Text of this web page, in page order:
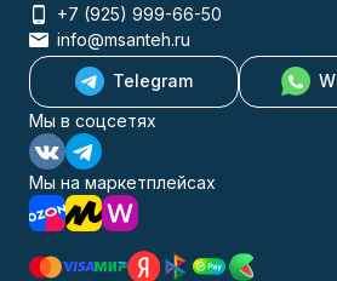
+7 (925) 999-66-50
info@msanteh.ru
Telegram
Мы в соцсетях
Мы на маркетплейсах